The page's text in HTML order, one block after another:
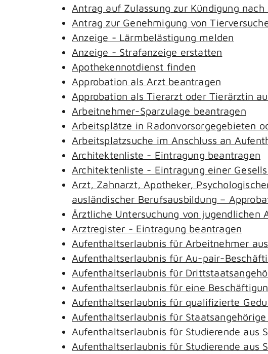
Antrag auf Zulassung zur Kündigung
Antrag zur Genehmigung von
Anzeige - Lärmbelästigung melden
Anzeige - Strafanzeige erstatten
Apothekennotdienst finden
Approbation als Arzt beantragen
Approbation als Tierarzt oder Tierärztin
Arbeitnehmer-Sparzulage beantragen
Arbeitsplätze in Radonvorsorgegebieten
Arbeitsplatzsuche im Anschluss an
Architektenliste - Eintragung beantragen
Architektenliste - Eintragung einer
Arzt, Zahnarzt, Apotheker,
ausländischer Berufsausbildung –
Ärztliche Untersuchung von jugendlichen
Arztregister - Eintragung beantragen
Aufenthaltserlaubnis für Arbeitnehmer
Aufenthaltserlaubnis für Au-pair-
Aufenthaltserlaubnis für
Aufenthaltserlaubnis für eine
Aufenthaltserlaubnis für qualifizierte
Aufenthaltserlaubnis für
Aufenthaltserlaubnis für Studierende aus
Aufenthaltserlaubnis für Studierende aus